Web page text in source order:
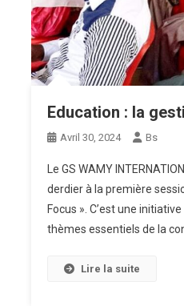
Education : la
Avril 30, 2024 Bs
Le GS WAMY
derdier à la première
Focus ». C’est une
thèmes essentiels de la
Lire la suite